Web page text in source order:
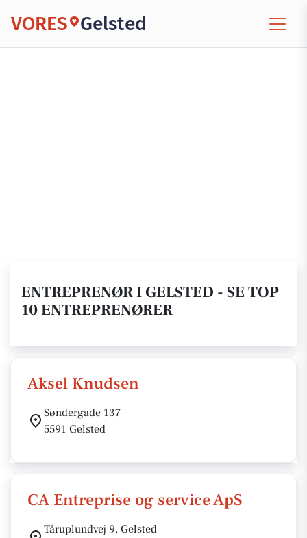
VORES Gelsted
ENTREPRENØR I GELSTED - SE TOP
10 ENTREPRENØRER
Aksel Knudsen
Søndergade 137
5591 Gelsted
CA Entreprise og service ApS
Tåruplundvej 9, Gelsted